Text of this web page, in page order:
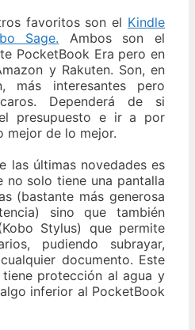
favoritos son el Kindle
Sage. Ambos son el
PocketBook Era pero en
y Rakuten. Son, en
más interesantes pero
Dependerá de si
presupuesto e ir a por
mejor de lo mejor.
las últimas novedades es
no solo tiene una pantalla
(bastante más generosa
sino que también
Stylus) que permite
pudiendo subrayar,
documento. Este
protección al agua y
inferior al PocketBook